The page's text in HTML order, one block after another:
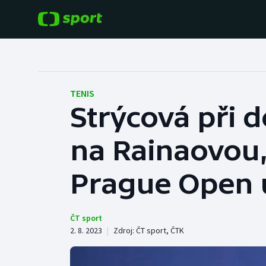
Hokej
Tenis
Atletika
Baseball a softbal
Basketbal
Biatlon
TENIS
Strýcová při
na
Prague
ČT sport
2. 8. 2023 | Zdroj: ČT sport, ČTK